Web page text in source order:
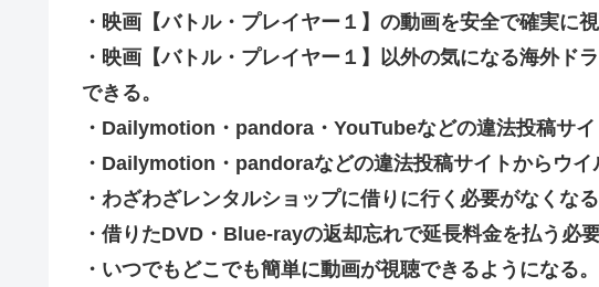
・映画【バトル・プレイヤー１】の動画を安全で確実に視
・映画【バトル・プレイヤー１】以外の気になる海外ド
できる。
・Dailymotion・pandora・YouTubeなどの違法投稿サイ
・Dailymotion・pandoraなどの違法投稿サイトからウイ
・わざわざレンタルショップに借りに行く必要がなくなる
・借りたDVD・Blue-rayの返却忘れで延長料金を払う必要
・いつでもどこでも簡単に動画が視聴できるようになる。